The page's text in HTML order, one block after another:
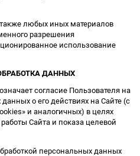
любых иных материалов
разрешения
использование
ДАННЫХ
согласие Пользователя на
о его действиях на Сайте (с
и аналогичных) в целях
Сайта и показа целевой
персональных данных